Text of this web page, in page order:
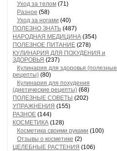
Уход за телом (71)
Разное (58)
Уход за ногами (40)
ПОЛЕЗНО ЗНАТЬ (487)
НАРОДНАЯ МЕДИЦИНА (354)
ПОЛЕЗНОЕ ПИТАНИЕ (278)
КУЛИНАРИЯ ДЛЯ ПОХУДЕНИЯ и
ЗДОРОВЬЯ (237)
Кулинария для здоровья (полезные
рецепты) (80)
Кулинария для похудения
(диетические рецепты) (68)
ПОЛЕЗНЫЕ СОВЕТЫ (202)
УПРАЖНЕНИЯ (155)
РАЗНОЕ (144)
КОСМЕТИКА (128)
Косметика своими руками (100)
Отзывы о косметике (2)
ЦЕЛЕБНЫЕ РАСТЕНИЯ (106)